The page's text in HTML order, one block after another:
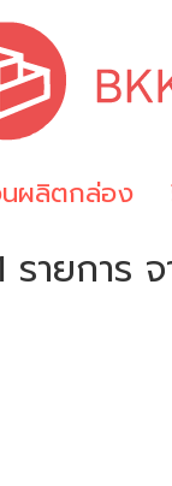
ผลิตกล่อง
ายการ